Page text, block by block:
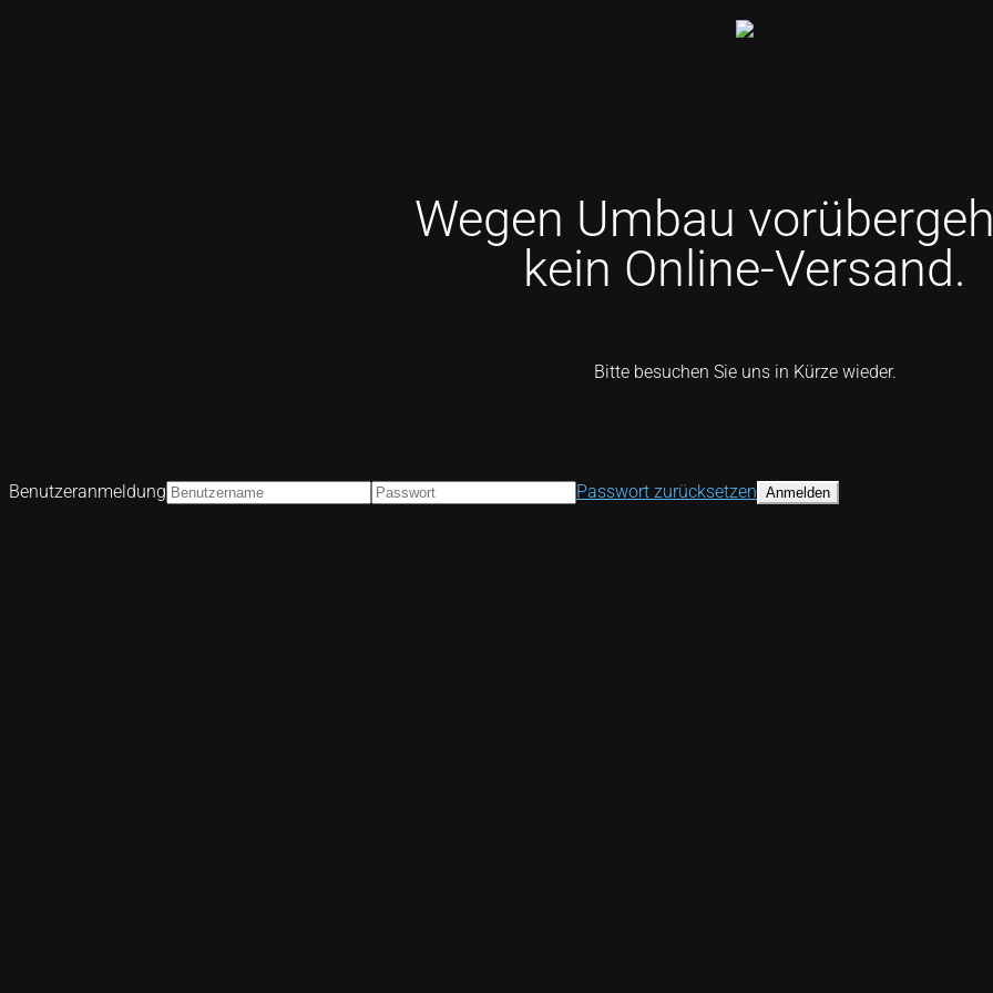
Wegen Umbau
kein Online-Versand.
Bitte besuchen Sie uns in Kürze wieder.
Benutzeranmeldung Passwort zurücksetzen